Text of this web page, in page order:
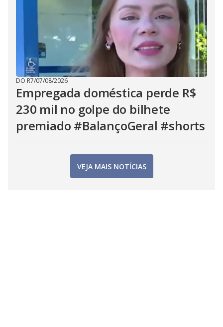
DO R7/07/08/2026
Empregada doméstica perde R$
230 mil no golpe do bilhete
premiado #BalançoGeral #shorts
VEJA MAIS NOTÍCIAS